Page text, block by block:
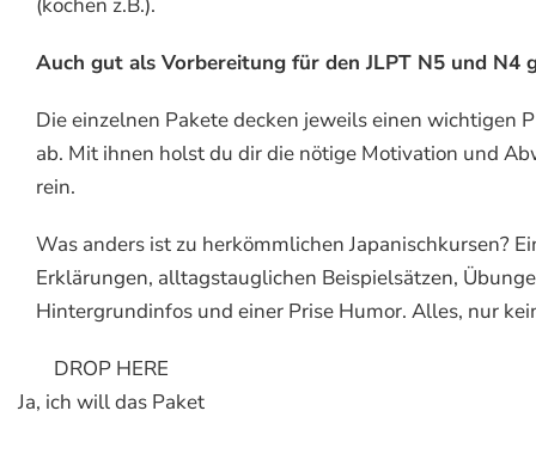
Auch gut als Vorbereitung für den JLPT N5 und N4
Die einzelnen Pakete decken jeweils einen wichtigen
ab. Mit ihnen holst du dir die nötige Motivation und
rein.
Was anders ist zu herkömmlichen Japanischkursen?
Erklärungen, alltagstauglichen Beispielsätzen,
Hintergrundinfos und einer Prise Humor. Alles, nur
DROP HERE
Ja, ich will das Paket